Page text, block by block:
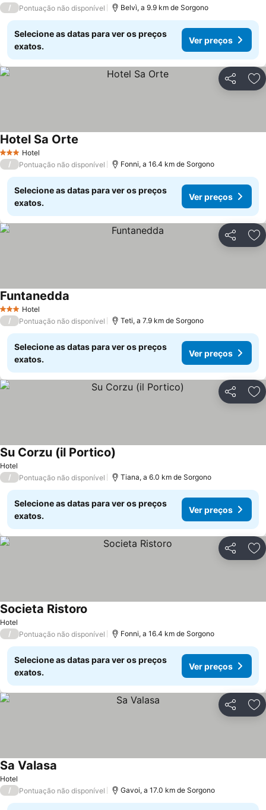
/ Pontuação não disponível Belvì, a 9.9 km de Sorgono
Selecione as datas para ver os preços
exatos.
Ver preços
Partilhar
3 EstrelasHotel
Hotel Sa Orte
/ Pontuação não disponível Fonni, a 16.4 km de Sorgono
Selecione as datas para ver os preços
exatos.
Ver preços
Partilhar
3 EstrelasHotel
Funtanedda
/ Pontuação não disponível Teti, a 7.9 km de Sorgono
Selecione as datas para ver os preços
exatos.
Ver preços
Partilhar
Hotel
Su Corzu (il Portico)
/ Pontuação não disponível Tiana, a 6.0 km de Sorgono
Selecione as datas para ver os preços
exatos.
Ver preços
Partilhar
Hotel
Societa Ristoro
/ Pontuação não disponível Fonni, a 16.4 km de Sorgono
Selecione as datas para ver os preços
exatos.
Ver preços
Partilhar
Hotel
Sa Valasa
/ Pontuação não disponível Gavoi, a 17.0 km de Sorgono